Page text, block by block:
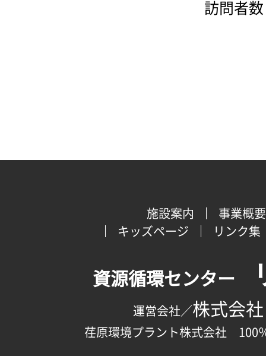
訪問者
施設案内
事業概要
キッズページ
リンク集
資源循環センター
運営会社／株式会
荏原環境プラント株式会社 100